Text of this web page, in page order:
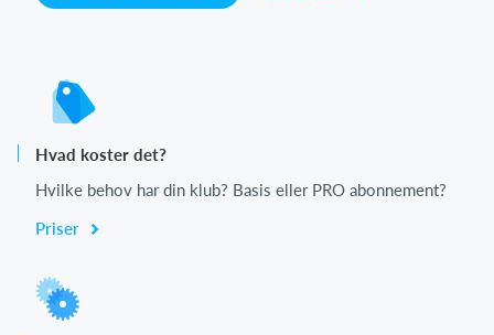
Hvad koster det?
Hvilke behov har din klub? Basis eller PRO abonnement?
Priser